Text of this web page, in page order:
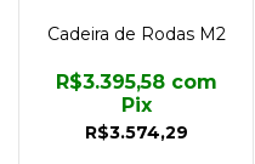
Cadeira de Rodas M2
R$3.574,29
R$3.395,58 com
Pix